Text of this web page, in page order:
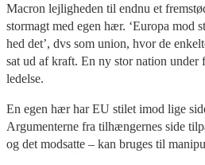
Macron lejligheden til endnu et
stormagt med egen hær. ‘Europa mod
hed det’, dvs som union, hvor de
sat ud af kraft. En ny stor nation under
ledelse.
En egen hær har EU stilet imod lige
Argumenterne fra tilhængernes side
og det modsatte – kan bruges til